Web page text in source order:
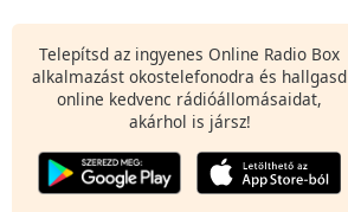
Telepítsd az ingyenes Online Radio Box
alkalmazást okostelefonodra és hallgasd
online kedvenc rádióállomásaidat,
akárhol is jársz!